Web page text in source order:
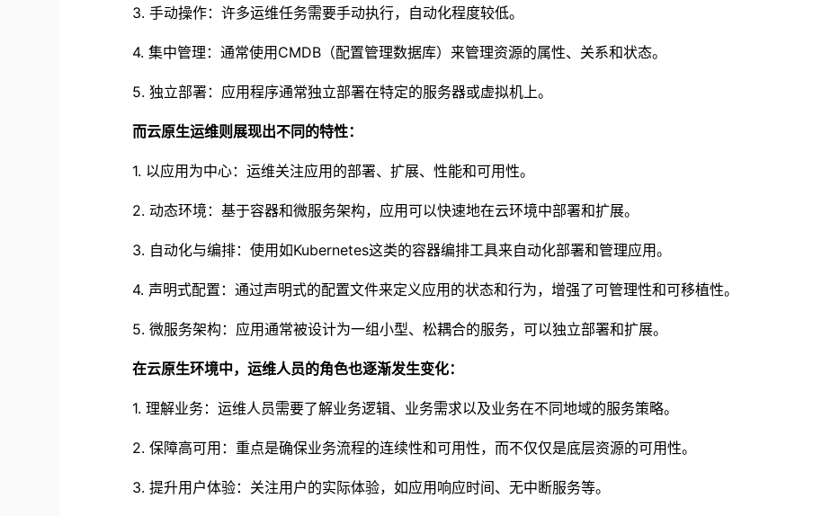
3.手动操作：许多运维任务需要手动执行，自动化程度较低。
4.集中管理：通常使用CMDB （配置管理数据库）来管理资源的属性、关系和状态。
5.独立部署：应用程序通常独立部署在特定的服务器或虚拟机上。
而云原生运维则展现出不同的特性：
1. 以应用为中心：运维关注应用的部署、扩展、性能和可用性。
2.动态环境：基于容器和微服务架构，应用可以快速地在云环境中部署和扩展。
3. 自动化与编排：使用如Kubernetes这类的容器编排工具来自动化部署和管理应用。
4. 声明式配置：通过声明式的配置文件来定义应用的状态和行为，增强了可管理性和可移植性。
5.微服务架构：应用通常被设计为一组小型、松耦合的服务，可以独立部署和扩展。
在云原生环境中，运维人员的角色也逐渐发生变化：
1.理解业务：运维人员需要了解业务逻辑、业务需求以及业务在不同地域的服务策略。
2.保障高可用：重点是确保业务流程的连续性和可用性，而不仅仅是底层资源的可用性。
3.提升用户体验：关注用户的实际体验，如应用响应时间、无中断服务等。